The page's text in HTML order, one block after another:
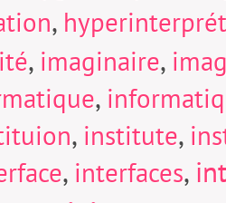
,
, imaginaire,
,
, institute,
, interfaces,